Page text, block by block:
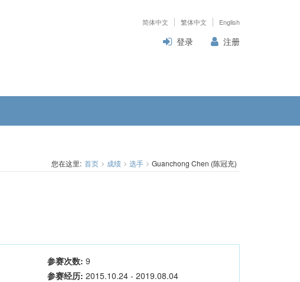
简体中文 繁体中文 English
登录 注册
您在这里: 首页 成绩 选手 Guanchong Chen (陈冠充)
参赛次数: 9
参赛经历: 2015.10.24 - 2019.08.04